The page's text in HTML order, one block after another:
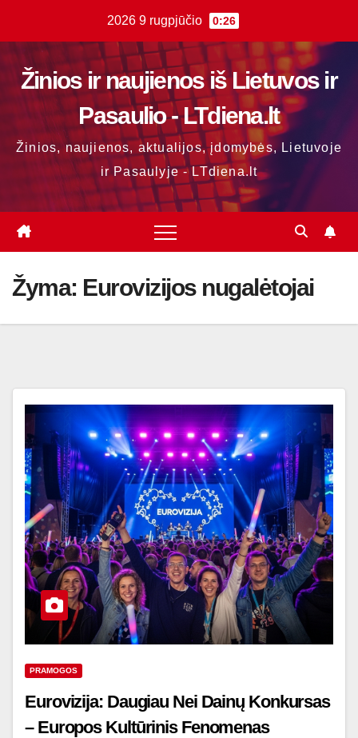
content
2026 9 rugpjūčio 0:26
Žinios ir naujienos iš Lietuvos ir
Pasaulio - LTdiena.lt
Žinios, naujienos, aktualijos, įdomybės, Lietuvoje
ir Pasaulyje - LTdiena.lt
Žyma: Eurovizijos nugalėtojai
PRAMOGOS
Eurovizija: Daugiau Nei Dainų Konkursas
– Europos Kultūrinis Fenomenas